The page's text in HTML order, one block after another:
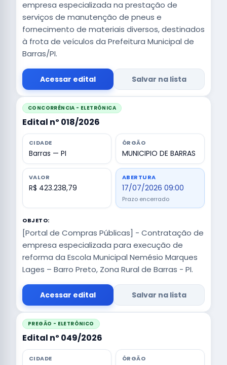
empresa especializada na prestação de
serviços de manutenção de pneus e
fornecimento de materiais diversos, destinados
à frota de veículos da Prefeitura Municipal de
Barras/PI.
Acessar edital Salvar na lista
CONCORRÊNCIA - ELETRÔNICA
Edital nº 018/2026
CIDADE
Barras — PI
ÓRGÃO
MUNICIPIO DE BARRAS
VALOR
R$ 423.238,79
ABERTURA
17/07/2026 09:00
Prazo encerrado
OBJETO:
[Portal de Compras Públicas] - Contratação de
empresa especializada para execução de
reforma da Escola Municipal Nemésio Marques
Lages – Barro Preto, Zona Rural de Barras - PI.
Acessar edital Salvar na lista
PREGÃO - ELETRÔNICO
Edital nº 049/2026
CIDADE ÓRGÃO